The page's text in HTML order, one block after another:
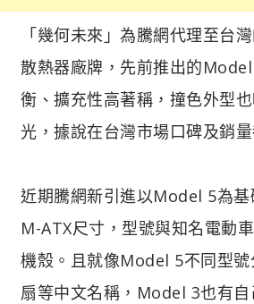
「幾何未來」為騰網代理至台
散熱器廠牌，先前推出的
衡、擴充性高著稱，撞色外型
光，據說在台灣市場口碑及銷量
近期騰網新引進以Model 5為
M-ATX尺寸，型號與知名電動
機殼。且就像Model 5不同型
扇等中文名稱，Model 3也有